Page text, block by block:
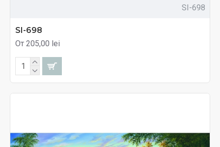
SI-698
SI-698
От 205,00 lei